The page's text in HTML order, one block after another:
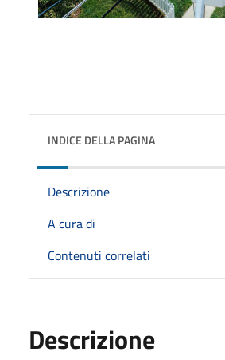
INDICE DELLA PAGINA
Descrizione
A cura di
Contenuti correlati
Descrizione